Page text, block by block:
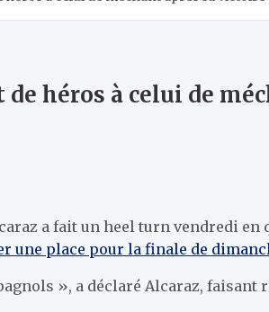
de héros à celui de
a fait un heel turn vendredi
une place pour la finale de
», a déclaré Alcaraz, faisant